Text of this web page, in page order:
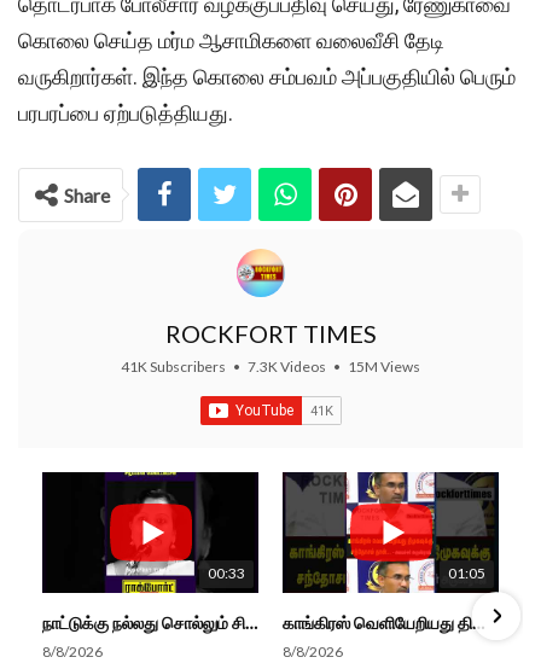
கொலை செய்த மர்ம ஆசாமிகளை வலைவீசி தேடி
வருகிறார்கள். இந்த கொலை சம்பவம் அப்பகுதியில் பெரும்
பரபரப்பை ஏற்படுத்தியது.
Share
ROCKFORT TIMES
41K Subscribers • 7.3K Videos • 15M Views
00:33
நாட்டுக்கு நல்லது சொல்லும் சிறப்பான மேடைப்பேச்சு... #shorts #subscribe #video
8/8/2026
01:05
காங்கிரஸ் வெளியேறியது திமுகவுக்கு சந்தோசம் தான்... - அமைச்சர் அருண்ராஜ்
8/8/2026